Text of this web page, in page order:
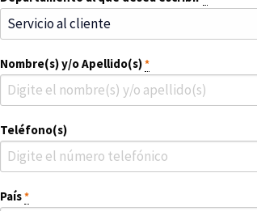
Nombre(s) y/o Apellido(s)*
Teléfono(s)
País*